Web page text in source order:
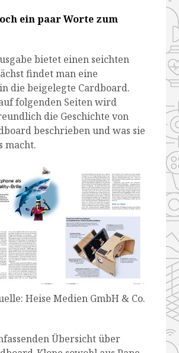
ein paar Worte zum
bietet einen seichten
findet man eine
die beigelegte Cardboard.
folgenden Seiten wird
die Geschichte von
beschrieben und was sie
macht.
Heise Medien GmbH & Co.
Übersicht über